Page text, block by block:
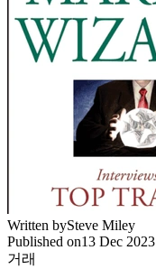
Written bySteve Miley
Published on13 Dec 2023
거래